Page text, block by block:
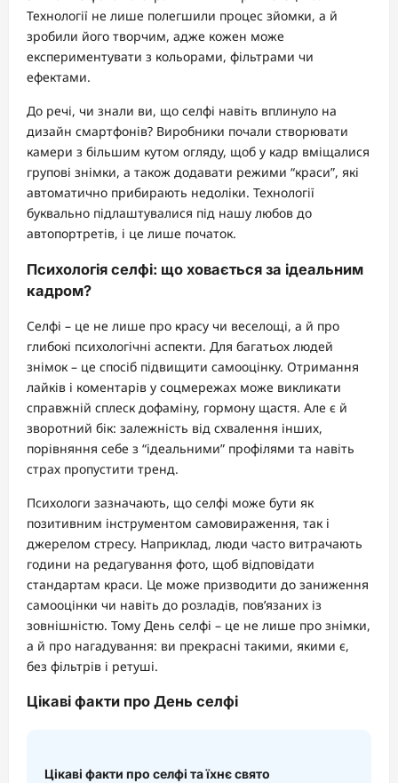
Технології не лише полегшили процес зйомки, а й
зробили його творчим, адже кожен може
експериментувати з кольорами, фільтрами чи
ефектами.
До речі, чи знали ви, що селфі навіть вплинуло на
дизайн смартфонів? Виробники почали створювати
камери з більшим кутом огляду, щоб у кадр вміщалися
групові знімки, а також додавати режими “краси”, які
автоматично прибирають недоліки. Технології
буквально підлаштувалися під нашу любов до
автопортретів, і це лише початок.
Психологія селфі: що ховається за ідеальним
кадром?
Селфі – це не лише про красу чи веселощі, а й про
глибокі психологічні аспекти. Для багатьох людей
знімок – це спосіб підвищити самооцінку. Отримання
лайків і коментарів у соцмережах може викликати
справжній сплеск дофаміну, гормону щастя. Але є й
зворотний бік: залежність від схвалення інших,
порівняння себе з “ідеальними” профілями та навіть
страх пропустити тренд.
Психологи зазначають, що селфі може бути як
позитивним інструментом самовираження, так і
джерелом стресу. Наприклад, люди часто витрачають
години на редагування фото, щоб відповідати
стандартам краси. Це може призводити до заниження
самооцінки чи навіть до розладів, пов’язаних із
зовнішністю. Тому День селфі – це не лише про знімки,
а й про нагадування: ви прекрасні такими, якими є,
без фільтрів і ретуші.
Цікаві факти про День селфі
Цікаві факти про селфі та їхнє свято